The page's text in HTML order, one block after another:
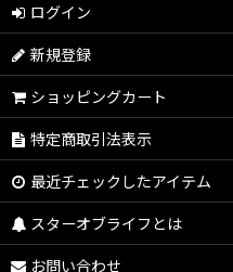
ログイン
新規登録
ショッピングカート
特定商取引法表示
最近チェックしたアイテム
スターオブライフとは
お問い合わせ